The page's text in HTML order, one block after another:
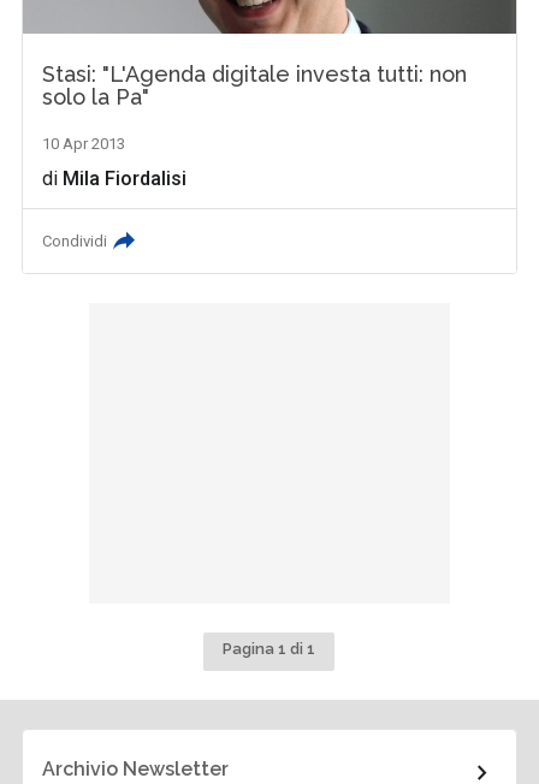
Stasi: "L'Agenda digitale investa tutti: non
solo la Pa"
10 Apr 2013
di Mila Fiordalisi
Condividi
Pagina 1 di 1
Archivio Newsletter